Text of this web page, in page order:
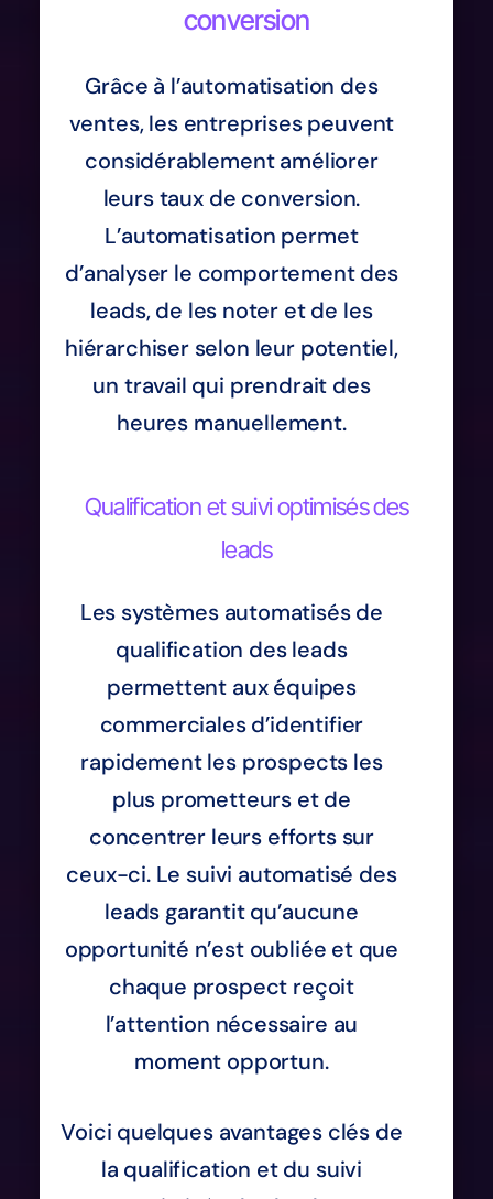
conversion
Grâce à l’automatisation des
ventes, les entreprises peuvent
considérablement améliorer
leurs taux de conversion.
L’automatisation permet
d’analyser le comportement des
leads, de les noter et de les
hiérarchiser selon leur potentiel,
un travail qui prendrait des
heures manuellement.
Qualification et suivi optimisés des
leads
Les systèmes automatisés de
qualification des leads
permettent aux équipes
commerciales d’identifier
rapidement les prospects les
plus prometteurs et de
concentrer leurs efforts sur
ceux-ci. Le suivi automatisé des
leads garantit qu’aucune
opportunité n’est oubliée et que
chaque prospect reçoit
l’attention nécessaire au
moment opportun.
Voici quelques avantages clés de
la qualification et du suivi